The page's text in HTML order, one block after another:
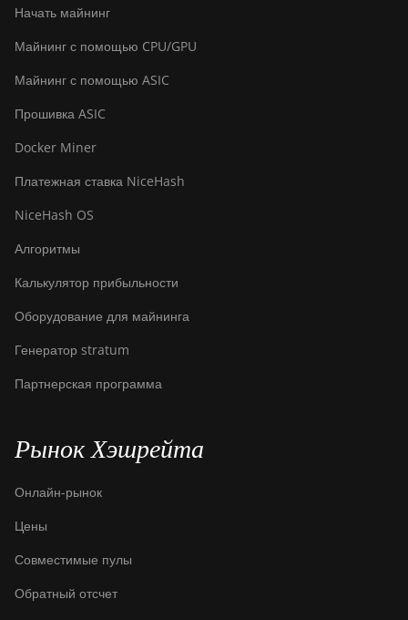
Начать майнинг
Майнинг с помощью CPU/GPU
Майнинг с помощью ASIC
Прошивка ASIC
Docker Miner
Платежная ставка NiceHash
NiceHash OS
Алгоритмы
Калькулятор прибыльности
Оборудование для майнинга
Генератор stratum
Партнерская программа
Рынок Хэшрейта
Онлайн-рынок
Цены
Совместимые пулы
Обратный отсчет